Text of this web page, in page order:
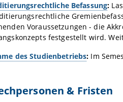
Befassung:
Voraussetzungen - die
festgestellt wird.
des Studienbetriebs: Im
& Fristen